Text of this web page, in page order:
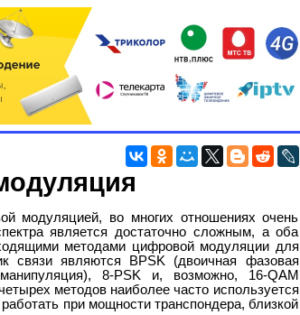
модуляцией, во многих отношениях очень
является достаточно сложным, а оба
методами цифровой модуляции для
связи являются BPSK (двоичная фазовая
8-PSK и, возможно, 16-QAM
методов наиболее часто используется
при мощности транспондера, близкой